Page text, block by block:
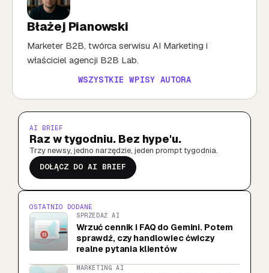
Błażej Pianowski
Marketer B2B, twórca serwisu AI Marketing i
właściciel agencji B2B Lab.
WSZYSTKIE WPISY AUTORA
AI BRIEF
Raz w tygodniu. Bez hype'u.
Trzy newsy, jedno narzędzie, jeden prompt tygodnia.
DOŁĄCZ DO AI BRIEF
OSTATNIO DODANE
SPRZEDAŻ AI
Wrzuć cennik i FAQ do Gemini. Potem
sprawdź, czy handlowiec ćwiczy
realne pytania klientów
MARKETING AI